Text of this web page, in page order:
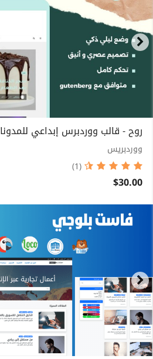
روح - قالب ووردبرس إبداعي
ووردبريس
(1)
$30.00